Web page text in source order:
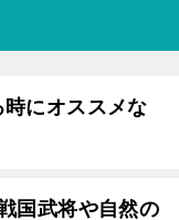
にオススメな
国武将や自然の